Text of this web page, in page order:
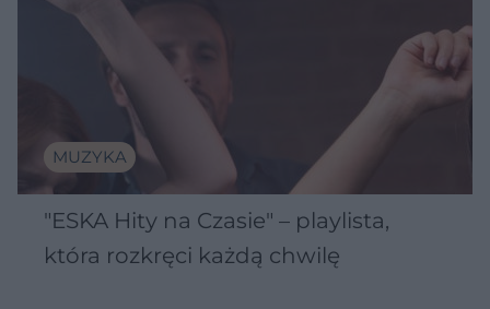
MUZYKA
"ESKA Hity na Czasie" – playlista,
która rozkręci każdą chwilę